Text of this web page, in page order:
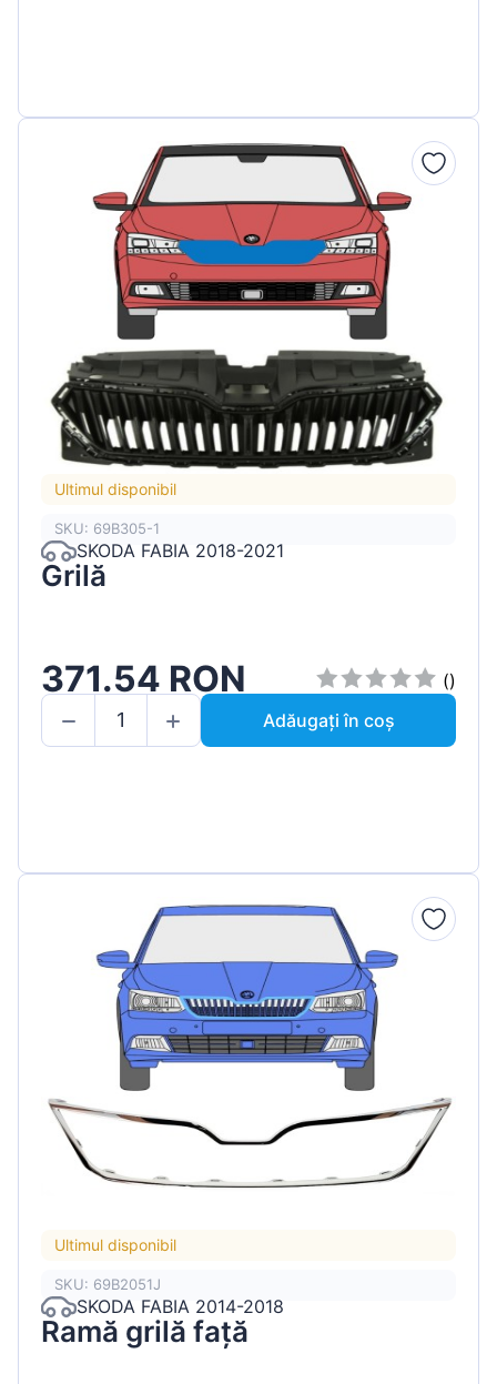
Ultimul disponibil
SKU: 69B305-1
SKODA FABIA 2018-2021
Grilă
371.54 RON
()
Adăugați în coș
Ultimul disponibil
SKU: 69B2051J
SKODA FABIA 2014-2018
Ramă grilă față